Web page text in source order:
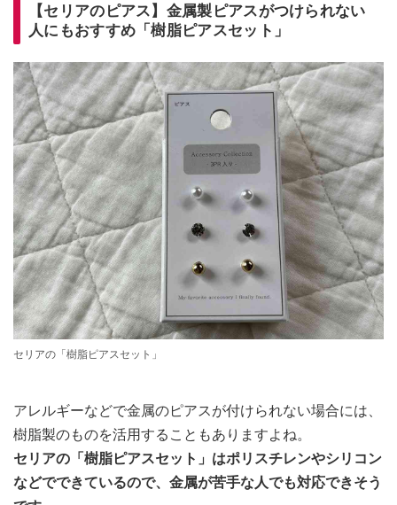
【セリアのピアス】金属製ピアスがつけられない
人にもおすすめ「樹脂ピアスセット」
セリアの「樹脂ピアスセット」
アレルギーなどで金属のピアスが付けられない場合には、
樹脂製のものを活用することもありますよね。
セリアの「樹脂ピアスセット」はポリスチレンやシリコン
などでできているので、金属が苦手な人でも対応できそう